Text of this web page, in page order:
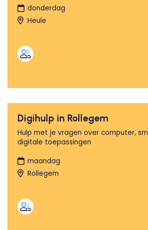
donderdag
Heule
Digihulp in Rollegem
Hulp met je vragen over computer,
digitale toepassingen
maandag
Rollegem